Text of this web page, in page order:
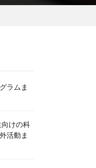
ラムま
向けの科
活動ま